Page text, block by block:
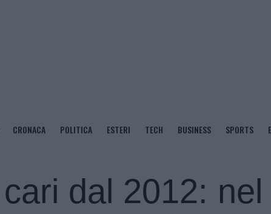
CRONACA POLITICA ESTERI TECH BUSINESS SPORTS
dal 2012: nel